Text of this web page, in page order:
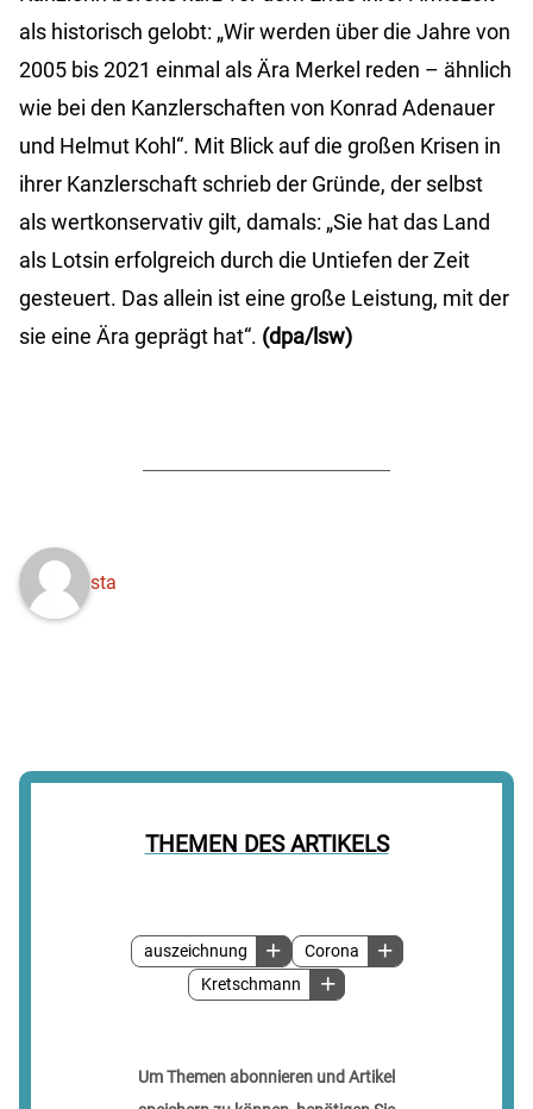
THEMEN DES ARTIKELS
auszeichnung
Corona
Kretschmann
Um Themen abonnieren und Artikel
als historisch gelobt: „Wir werden über die Jahre von
2005 bis 2021 einmal als Ära Merkel reden – ähnlich
wie bei den Kanzlerschaften von Konrad Adenauer
und Helmut Kohl“. Mit Blick auf die großen Krisen in
ihrer Kanzlerschaft schrieb der Gründe, der selbst
als wertkonservativ gilt, damals: „Sie hat das Land
als Lotsin erfolgreich durch die Untiefen der Zeit
gesteuert. Das allein ist eine große Leistung, mit der
sie eine Ära geprägt hat“. (dpa/lsw)
sta